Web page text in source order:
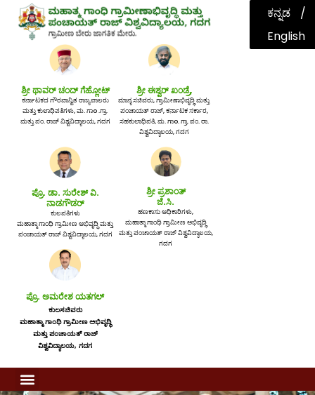
ಕನ್ನಡ
English
ಶ್ರೀ ಥಾವರ್ ಚಂದ್ ಗೆಹ್ಲೋಟ್
ಕರ್ನಾಟಕದ ಗೌರವಾನ್ವಿತ ರಾಜ್ಯಪಾಲರು
ಮತ್ತು ಕುಲಾಧಿಪತಿಗಳು, ಮ. ಗಾo .ಗ್ರಾ.
ಮತ್ತು ಪಂ. ರಾಜ್ ವಿಶ್ವವಿದ್ಯಾಲಯ, ಗದಗ
ಶ್ರೀ ಈಶ್ವರ್ ಖಂಡ್ರೆ,
ಮಾನ್ಯ ಸಚಿವರು, ಗ್ರಾಮೀಣಾಭಿವೃದ್ಧಿ ಮತ್ತು
ಪಂಚಾಯತ್ ರಾಜ್, ಕರ್ನಾಟಕ ಸರ್ಕಾರ,
ಸಹಕುಲಾಧಿಪತಿ, ಮ. ಗಾo. ಗ್ರಾ. ಪಂ. ರಾ.
ವಿಶ್ವವಿದ್ಯಾಲಯ, ಗದಗ
ಪ್ರೊ. ಡಾ. ಸುರೇಶ್ ವಿ.
ನಾಡಗೌಡರ್
ಕುಲಪತಿಗಳು
ಮಹಾತ್ಮಾ ಗಾಂಧಿ ಗ್ರಾಮೀಣ ಅಭಿವೃದ್ಧಿ ಮತ್ತು
ಪಂಚಾಯತ್ ರಾಜ್ ವಿಶ್ವವಿದ್ಯಾಲಯ, ಗದಗ
ಶ್ರೀ ಪ್ರಶಾಂತ್
ಜೆ.ಸಿ.
ಹಣಕಾಸು ಅಧಿಕಾರಿಗಳು,
ಮಹಾತ್ಮಾ ಗಾಂಧಿ ಗ್ರಾಮೀಣ ಅಭಿವೃದ್ಧಿ
ಮತ್ತು ಪಂಚಾಯತ್ ರಾಜ್ ವಿಶ್ವವಿದ್ಯಾಲಯ,
ಗದಗ
ಪ್ರೊ. ಅಮರೇಶ ಯತಗಲ್
ಕುಲಸಚಿವರು
ಮಹಾತ್ಮಾ ಗಾಂಧಿ ಗ್ರಾಮೀಣ ಅಭಿವೃದ್ಧಿ
ಮತ್ತು ಪಂಚಾಯತ್ ರಾಜ್
ವಿಶ್ವವಿದ್ಯಾಲಯ, ಗದಗ